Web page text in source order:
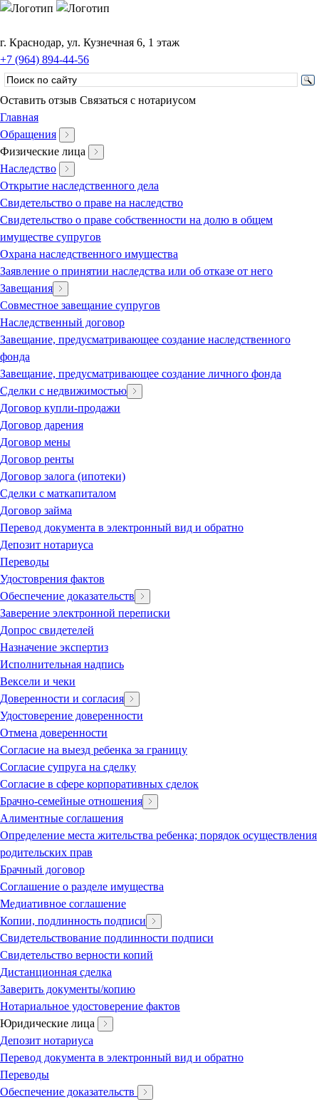
г. Краснодар, ул. Кузнечная 6, 1 этаж
+7 (964) 894-44-56
Оставить отзыв Связаться с нотариусом
Главная
Обращения
Физические лица
Наследство
Открытие наследственного дела
Свидетельство о праве на наследство
Свидетельство о праве собственности на долю в общем
имуществе супругов
Охрана наследственного имущества
Заявление о принятии наследства или об отказе от него
Завещания
Совместное завещание супругов
Наследственный договор
Завещание, предусматривающее создание наследственного
фонда
Завещание, предусматривающее создание личного фонда
Сделки с недвижимостью
Договор купли-продажи
Договор дарения
Договор мены
Договор ренты
Договор залога (ипотеки)
Сделки с маткапиталом
Договор займа
Перевод документа в электронный вид и обратно
Депозит нотариуса
Переводы
Удостоврения фактов
Обеспечение доказательств
Заверение электронной переписки
Допрос свидетелей
Назначение экспертиз
Исполнительная надпись
Вексели и чеки
Доверенности и согласия
Удостоверение доверенности
Отмена доверенности
Согласие на выезд ребенка за границу
Согласие супруга на сделку
Согласие в сфере корпоративных сделок
Брачно-семейные отношения
Алиментные соглашения
Определение места жительства ребенка; порядок осуществления
родительских прав
Брачный договор
Соглашение о разделе имущества
Медиативное соглашение
Копии, подлинность подписи
Свидетельствование подлинности подписи
Свидетельство верности копий
Дистанционная сделка
Заверить документы/копию
Нотариальное удостоверение фактов
Юридические лица
Депозит нотариуса
Перевод документа в электронный вид и обратно
Переводы
Обеспечение доказательств